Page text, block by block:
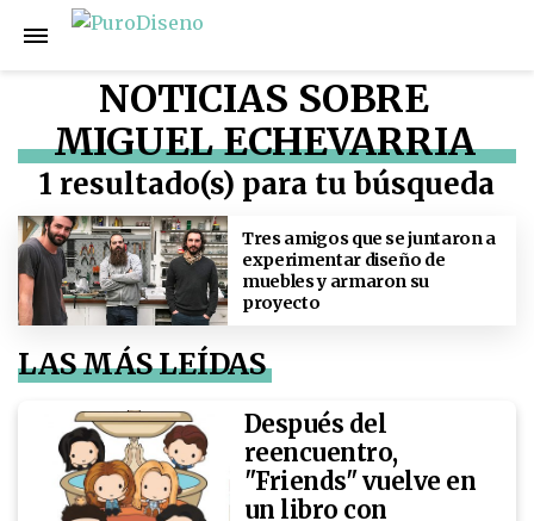
NOTICIAS SOBRE
MIGUEL ECHEVARRIA
1 resultado(s) para tu búsqueda
Tres amigos que se juntaron a
experimentar diseño de
muebles y armaron su
proyecto
LAS MÁS LEÍDAS
Después del
reencuentro,
"Friends" vuelve en
un libro con